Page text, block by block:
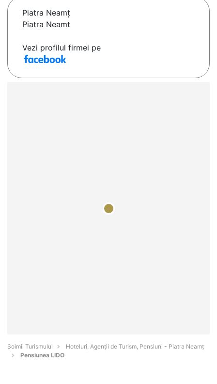
Piatra Neamţ
Piatra Neamt
Vezi profilul firmei pe
Șoimii Turismului
Hoteluri, Agenții de Turism, Pensiuni - Piatra Neamţ
Pensiunea LIDO